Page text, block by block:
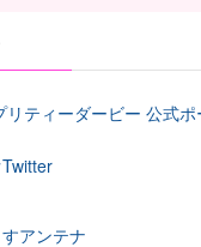
リティーダービー 公式
アンテナ